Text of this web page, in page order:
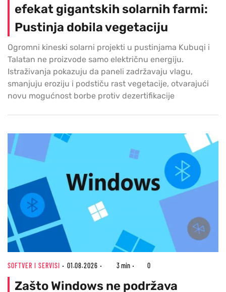
efekat gigantskih solarnih farmi:
Pustinja dobila vegetaciju
Ogromni kineski solarni projekti u pustinjama Kubuqi i
Talatan ne proizvode samo električnu energiju.
Istraživanja pokazuju da paneli zadržavaju vlagu,
smanjuju eroziju i podstiču rast vegetacije, otvarajući
novu mogućnost borbe protiv dezertifikacije
SOFTVER I SERVISI 01.08.2026 3 min 0
Zašto Windows ne podržava